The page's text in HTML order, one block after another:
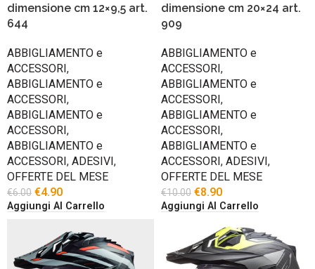
dimensione cm 12×9,5 art.
644
ABBIGLIAMENTO e
ACCESSORI,
ABBIGLIAMENTO e
ACCESSORI,
ABBIGLIAMENTO e
ACCESSORI,
ABBIGLIAMENTO e
ACCESSORI, ADESIVI,
OFFERTE DEL MESE
€6.00 €4.90
Aggiungi Al Carrello
dimensione cm 20×24 art.
909
ABBIGLIAMENTO e
ACCESSORI,
ABBIGLIAMENTO e
ACCESSORI,
ABBIGLIAMENTO e
ACCESSORI,
ABBIGLIAMENTO e
ACCESSORI, ADESIVI,
OFFERTE DEL MESE
€10.00 €8.90
Aggiungi Al Carrello